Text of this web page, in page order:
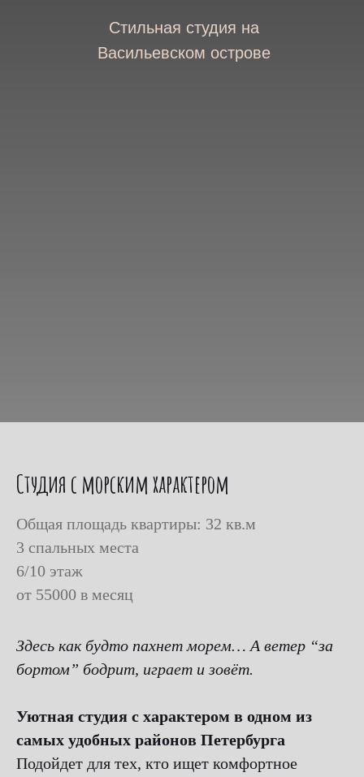
Стильная студия на
Васильевском острове
Студия с морским характером
Общая площадь квартиры: 32 кв.м
3 спальных места
6/10 этаж
от 55000 в месяц
Здесь как будто пахнет морем… А ветер “за
бортом” бодрит, играет и зовёт.
Уютная студия с характером в одном из
самых удобных районов Петербурга
Подойдет для тех, кто ищет комфортное